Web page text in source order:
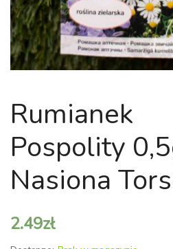
Rumianek
Pospolity
Nasiona
2.49zł